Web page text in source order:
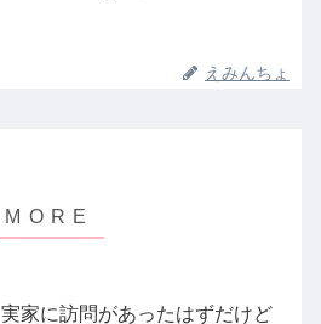
えみんちょ
実家に訪問があったはずだけど